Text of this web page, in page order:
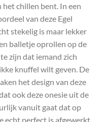
het chillen bent. In een
van deze Egel
stekelig is maar lekker
balletje oprollen op de
zijn dat iemand zich
knuffel wilt geven. De
het design van deze
ook deze onesie uit de
vanuit gaat dat op
echt perfect is afgewerkt.